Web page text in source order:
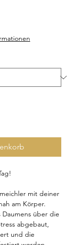
mit deiner
am Körper.
über die
abgebaut,
und die